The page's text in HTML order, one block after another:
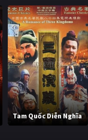
Tam Quốc Diễn Nghĩa